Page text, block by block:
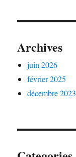
Archives
juin 2026
février 2025
décembre 2023